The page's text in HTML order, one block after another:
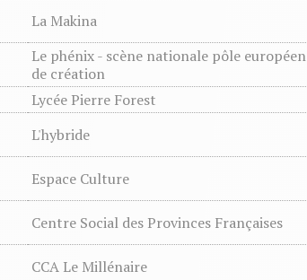
La Makina
Le phénix - scène nationale pôle européen
de création
Lycée Pierre Forest
L'hybride
Espace Culture
Centre Social des Provinces Françaises
CCA Le Millénaire